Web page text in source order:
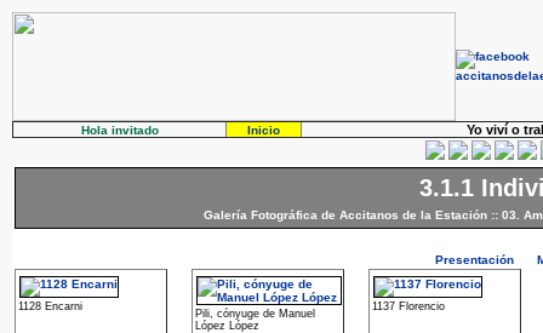
Hola invitado Inicio Yo viví o
3.1.1
Galería Fotográfica de Accitanos de la Estación:: 03.
Presentación
1128 Encarni
Pili, cónyuge de Manuel
López López
1137 Florencio